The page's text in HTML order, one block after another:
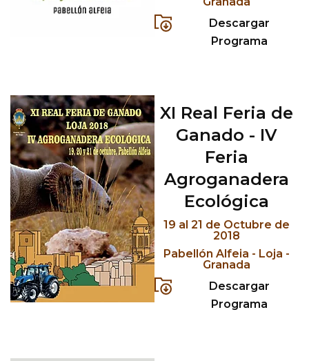
Descargar
Programa
XI Real Feria de
Ganado - IV
Feria
Agroganadera
Ecológica
19 al 21 de Octubre de
2018
Pabellón Alfeia - Loja -
Granada
Descargar
Programa